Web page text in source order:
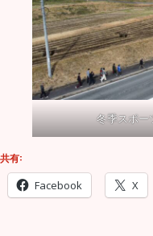
冬季スポー
共有:
Facebook X